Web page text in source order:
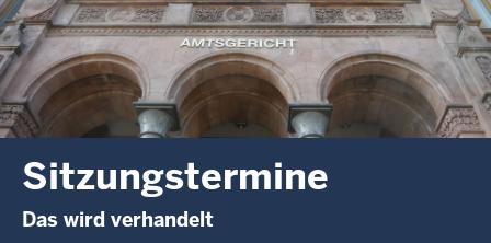
Sitzungstermine
Das wird verhandelt